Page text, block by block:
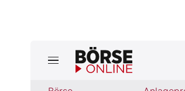
Börse